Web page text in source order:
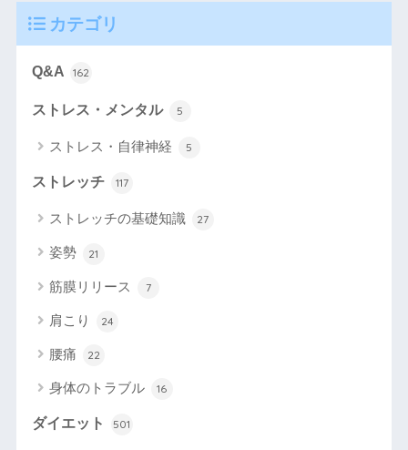
カテゴリ
Q&A 162
ストレス・メンタル 5
ストレス・自律神経 5
ストレッチ 117
ストレッチの基礎知識 27
姿勢 21
筋膜リリース 7
肩こり 24
腰痛 22
身体のトラブル 16
ダイエット 501